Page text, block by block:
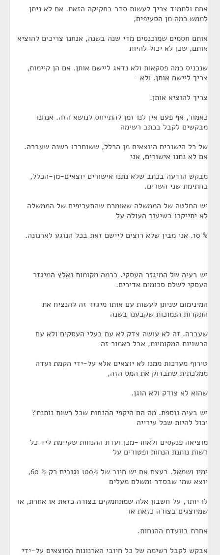
אחת ולתמיד צריך לעשות סדר בחקיקה הזאת. אם לא ניתן
לממש כמה מן הסעיפים,
אותם חסמים שמוכנסים מדי שנה בשנה, אנחנו צריכים להוציא
אותם, שכן לא יכול להיות
שנכניס כמה פסקאות ולא נדאג ליישם אותן. אם הן קיימות,
צריך ליישם אותן. ולא -
צריך להוציא אותן.
כאמור, אף פעם אין לנו זמן להתייחס לנושא הזה. אנחנו
מבקשים לקבל בכתב רשימה
של כל הישובים היוצאים מן הכלל, ששוחררו בשנה שעברה.
אם לא נתנו אישורים, אני
מבקש הודעה בכתב שלא נתנו אישורים יוצאים-מן-הכלל,
בחתימת שני השרים.
יש החלטה של הממשלה שאומרת שהתעריפים של הממשלה
לא יתייקרו בשיעור העולה על
% 10. אני מבין שלא רוצים ליישם זאת בכל הנוגע לארנונה.
יש בעיה של המיגזר העסקי. בכמה מקומות נאלץ המיגזר
העסקי לשלם סכומים אדירים.
המינימום שניתן לעשות עם אותו מיגזר זה להנציח את
התקרות הנמוכות שקבענו בשנה
שעברה. זה לא עושה צדק לא עם בעלי העסקים ולא עם
הרשויות המקומיות, אבל כאמור זה
טירוף מערכות ממנו לא יוצאים אלא על-ידי הקמת ועדה
ממלכתית שתבדוק את המס הזה,
שהוא לא צודק ולא הוגן.
יש בעיה נוספת. מה הם היקפי ההנחות שכל רשות נותנת?
יכול להיות שכל עירייה
מוציאה פנקסים ולאחר-מכן ועדת ההנחות שקיימת ליד כל
רשות נותנת הנחות ופטורים על
ימיו ושמאל. בעצם אם יש חיוב של 100% וגובים רק % 60,
יוצא שמי שבסדר ומשלם מעלים
לו יותר, על חשבון אלה שמתחמקים בצורה כזאת או אחרת, או
שמיוצגים בצורה כזאת או
אחרת בוועדת ההנחות.
אבקש לקבל רשימה של כל חיובי הארנונות המוצאים על-ידי